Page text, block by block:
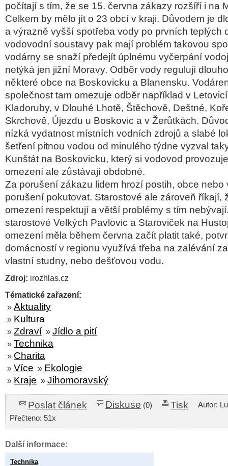
počítají s tím, že se 15. června zákazy rozšíří i na
Celkem by mělo jít o 23 obcí v kraji. Důvodem je
a výrazně vyšší spotřeba vody po prvních teplých
vodovodní soustavy pak mají problém takovou
vodárny se snaží předejít úplnému vyčerpání
netýká jen jižní Moravy. Odběr vody regulují
některé obce na Boskovicku a Blanensku.
společnost tam omezuje odběr například v
Kladoruby, v Dlouhé Lhotě, Štěchově, Deštné,
Skrchově, Újezdu u Boskovic a v Žerůtkách.
nízká vydatnost místních vodních zdrojů a slabé
šetření pitnou vodou od minulého týdne vyzval
Kunštát na Boskovicku, který si vodovod
omezení ale zůstávají obdobné.
Za porušení zákazu lidem hrozí postih, obce nebo
porušení pokutovat. Starostové ale zároveň říkají,
omezení respektují a větší problémy s tím
starostové Velkých Pavlovic a Staroviček na
omezení měla během června začít platit také,
domácností v regionu využívá třeba na zalévání
vlastní studny, nebo dešťovou vodu.
Zdroj: irozhlas.cz
Tématické zařazení:
» Aktuality
» Kultura
» Zdraví » Jídlo a pití
» Technika
» Charita
» Více » Ekologie
» Kraje » Jihomoravský
Poslat článek Diskuse (0) Tisk
Autor:
Přečteno: 51x
Další informace:
Technika